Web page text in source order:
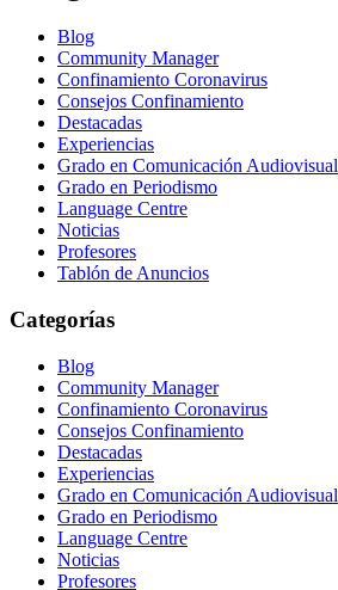
Blog
Community Manager
Confinamiento Coronavirus
Consejos Confinamiento
Destacadas
Experiencias
Grado en Comunicación Audiovisual
Grado en Periodismo
Language Centre
Noticias
Profesores
Tablón de Anuncios
Categorías
Blog
Community Manager
Confinamiento Coronavirus
Consejos Confinamiento
Destacadas
Experiencias
Grado en Comunicación Audiovisual
Grado en Periodismo
Language Centre
Noticias
Profesores